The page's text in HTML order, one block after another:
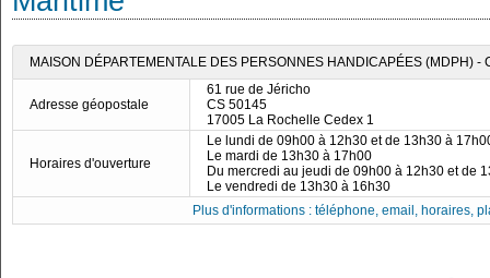
MAISON DÉPARTEMENTALE DES PERSONNES HANDICAPÉES (MDPH) -
Adresse géopostale
61 rue de Jéricho
CS 50145
17005 La Rochelle Cedex 1
Horaires d'ouverture
Le lundi de 09h00 à 12h30 et de 13h30 à
Le mardi de 13h30 à 17h00
Du mercredi au jeudi de 09h00 à 12h30 et de
Le vendredi de 13h30 à 16h30
Plus d'informations : téléphone, email, horaires,